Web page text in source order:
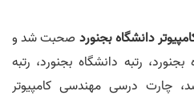
دانشگاه بجنوردصحبت شد و
رتبه دانشگاه بجنورد، رتبه
چارت درسی مهندسی کامپیوتر